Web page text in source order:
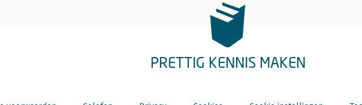
PRETTIG KENNIS MAKEN